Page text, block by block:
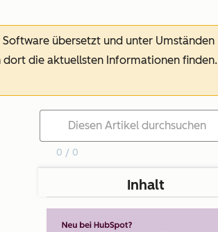
übersetzt und unter Umständen
dort die aktuellsten Informationen finden.
0 / 0
Inhalt